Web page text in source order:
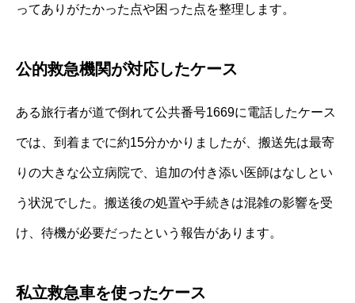
ってありがたかった点や困った点を整理します。
公的救急機関が対応したケース
ある旅行者が道で倒れて公共番号1669に電話したケース
では、到着までに約15分かかりましたが、搬送先は最寄
りの大きな公立病院で、追加の付き添い医師はなしとい
う状況でした。搬送後の処置や手続きは混雑の影響を受
け、待機が必要だったという報告があります。
私立救急車を使ったケース